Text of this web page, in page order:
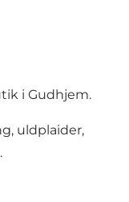
i Gudhjem.
uldplaider,